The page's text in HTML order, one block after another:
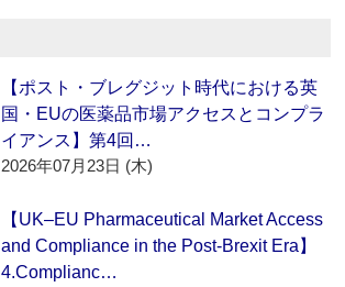
【ポスト・ブレグジット時代における英
国・EUの医薬品市場アクセスとコンプラ
イアンス】第4回…
2026年07月23日 (木)
【UK–EU Pharmaceutical Market Access
and Compliance in the Post-Brexit Era】
4.Complianc…